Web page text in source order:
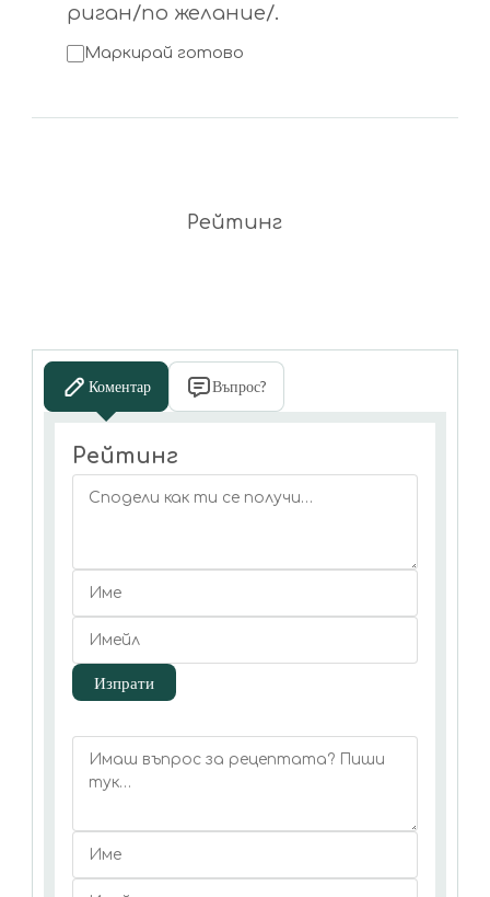
риган/по желание/.
Маркирай готово
Рейтинг
Коментар Въпрос?
Рейтинг